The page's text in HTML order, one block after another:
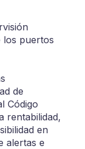
los puertos
de
Código
rentabilidad,
en
alertas e